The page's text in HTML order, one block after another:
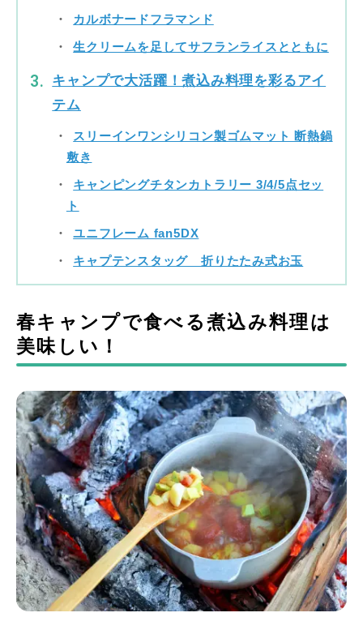
カルボナードフラマンド
生クリームを足してサフランライスとともに
キャンプで大活躍！煮込み料理を彩るアイ
テム
スリーインワンシリコン製ゴムマット 断熱鍋
敷き
キャンピングチタンカトラリー 3/4/5点セッ
ト
ユニフレーム fan5DX
キャプテンスタッグ 折りたたみ式お玉
春キャンプで食べる煮込み料理は
美味しい！